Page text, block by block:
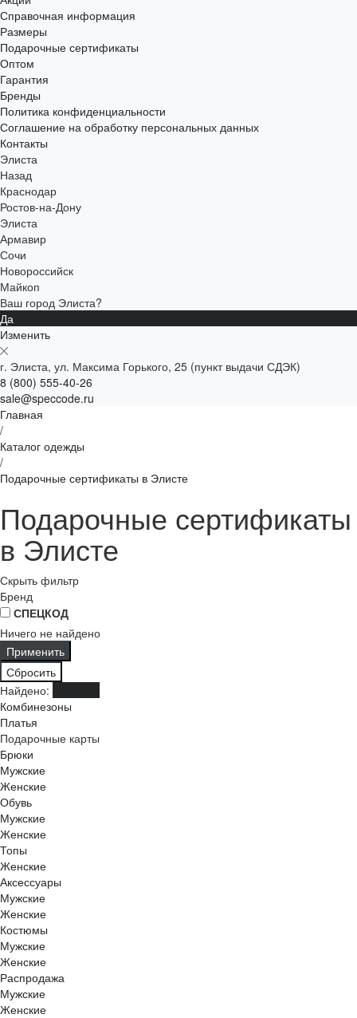
Справочная информация
Размеры
Подарочные сертификаты
Оптом
Гарантия
Бренды
Политика конфиденциальности
Соглашение на обработку персональных данных
Контакты
Элиста
Назад
Краснодар
Ростов-на-Дону
Элиста
Армавир
Сочи
Новороссийск
Майкоп
Ваш город Элиста?
Да
Изменить
г. Элиста, ул. Максима Горького, 25 (пункт выдачи СДЭК)
8 (800) 555-40-26
sale@speccode.ru
Главная
/
Каталог одежды
/
Подарочные сертификаты в Элисте
Подарочные сертификаты
в Элисте
Скрыть фильтр
Бренд
СПЕЦКОД
Ничего не найдено
Найдено:
Комбинезоны
Платья
Подарочные карты
Брюки
Мужские
Женские
Обувь
Мужские
Женские
Топы
Женские
Аксессуары
Мужские
Женские
Костюмы
Мужские
Женские
Распродажа
Мужские
Женские